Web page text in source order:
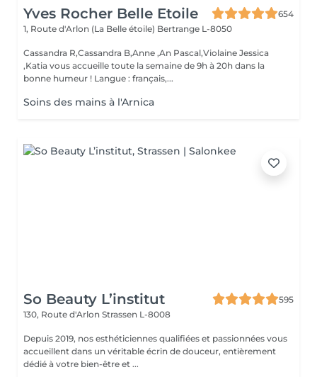
Yves Rocher Belle Etoile
654
1, Route d'Arlon (La Belle étoile) Bertrange L-8050
Cassandra R,Cassandra B,Anne ,An Pascal,Violaine Jessica
,Katia vous accueille toute la semaine de 9h à 20h dans la
bonne humeur ! Langue : français,...
Soins des mains à l'Arnica
So Beauty L’institut
595
130, Route d'Arlon Strassen L-8008
Depuis 2019, nos esthéticiennes qualifiées et passionnées vous
accueillent dans un véritable écrin de douceur, entièrement
dédié à votre bien-être et ...